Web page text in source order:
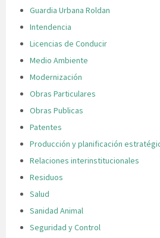
Guardia Urbana Roldan
Intendencia
Licencias de Conducir
Medio Ambiente
Modernización
Obras Particulares
Obras Publicas
Patentes
Producción y planificación
Relaciones interinstitucionales
Residuos
Salud
Sanidad Animal
Seguridad y Control